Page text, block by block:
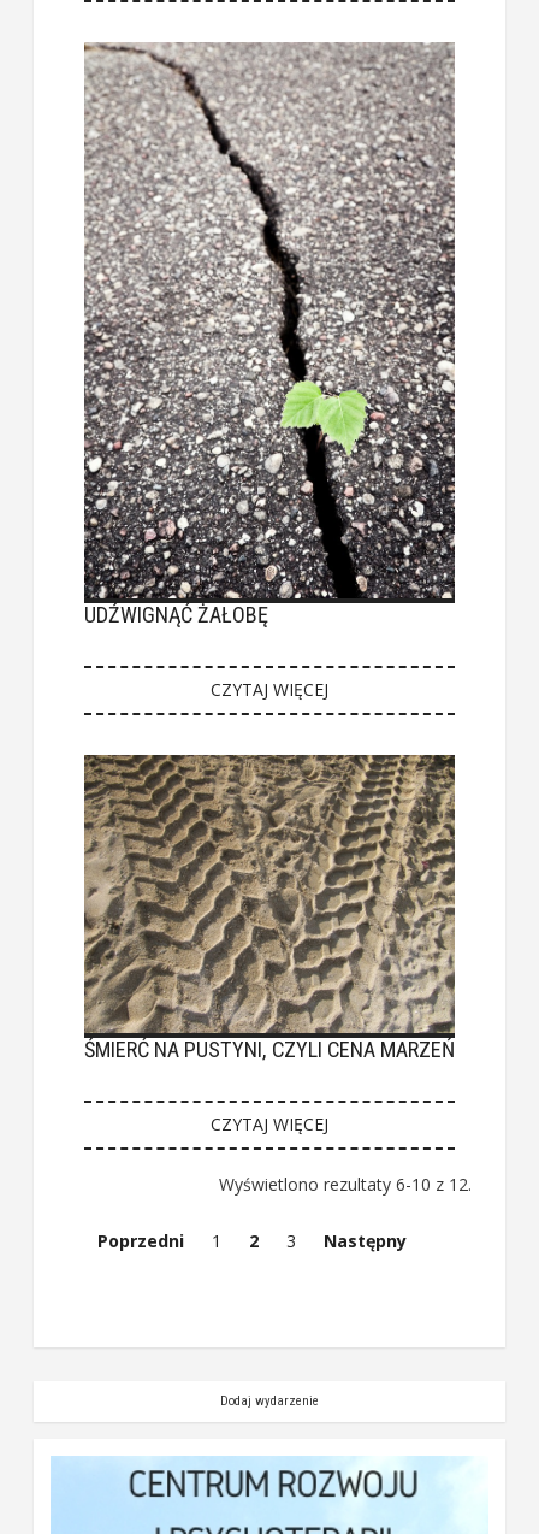
UDŹWIGNĄĆ ŻAŁOBĘ
CZYTAJ WIĘCEJ
ŚMIERĆ NA PUSTYNI, CZYLI CENA MARZEŃ
CZYTAJ WIĘCEJ
Wyświetlono rezultaty 6-10 z 12.
Poprzedni 1 2 3 Następny
Dodaj wydarzenie